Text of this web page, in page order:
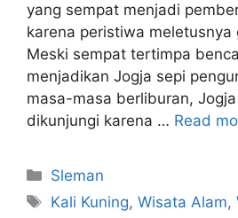
yang sempat menjadi
karena peristiwa meletusnya
Meski sempat tertimpa
menjadikan Jogja sepi
masa-masa berliburan,
dikunjungi karena … Read
Sleman
Kali Kuning,Wisata Alam,